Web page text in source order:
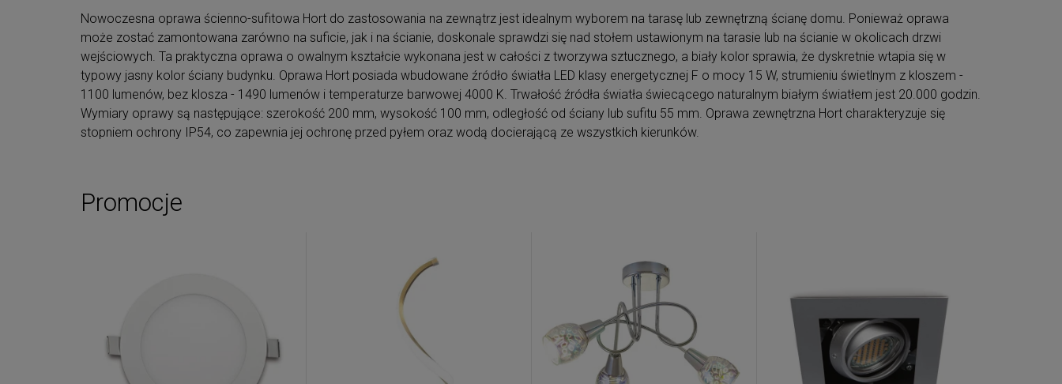
Nowoczesna oprawa ścienno-sufitowa Hort do zastosowania na zewnątrz jest idealnym wyborem na tarasę lub zewnętrzną ścianę domu. Ponieważ oprawa
może zostać zamontowana zarówno na suficie, jak i na ścianie, doskonale sprawdzi się nad stołem ustawionym na tarasie lub na ścianie w okolicach drzwi
wejściowych. Ta praktyczna oprawa o owalnym kształcie wykonana jest w całości z tworzywa sztucznego, a biały kolor sprawia, że dyskretnie wtapia się w
typowy jasny kolor ściany budynku. Oprawa Hort posiada wbudowane źródło światła LED klasy energetycznej F o mocy 15 W, strumieniu świetlnym z kloszem -
1100 lumenów, bez klosza - 1490 lumenów i temperaturze barwowej 4000 K. Trwałość źródła światła świecącego naturalnym białym światłem jest 20.000 godzin.
Wymiary oprawy są następujące: szerokość 200 mm, wysokość 100 mm, odległość od ściany lub sufitu 55 mm. Oprawa zewnętrzna Hort charakteryzuje się
stopniem ochrony IP54, co zapewnia jej ochronę przed pyłem oraz wodą docierającą ze wszystkich kierunków.
Promocje